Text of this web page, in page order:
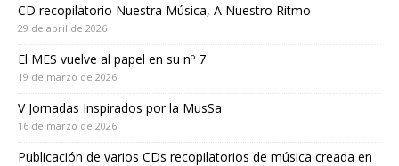
CD recopilatorio Nuestra Música, A Nuestro Ritmo
29 de abril de 2026
El MES vuelve al papel en su nº 7
19 de marzo de 2026
V Jornadas Inspirados por la MusSa
16 de marzo de 2026
Publicación de varios CDs recopilatorios de música creada en